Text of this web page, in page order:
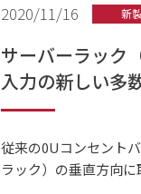
2020/11/16 新
サーバーラック
入力の新しい多
従来の0Uコンセント
ラック）の垂直方向